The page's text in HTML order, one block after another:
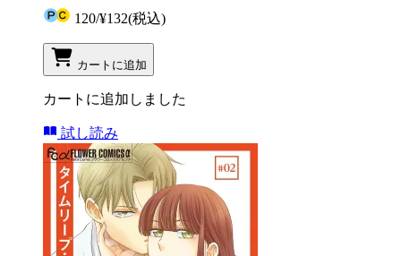
120/¥132(税込)
カートに追加
カートに追加しました
試し読み